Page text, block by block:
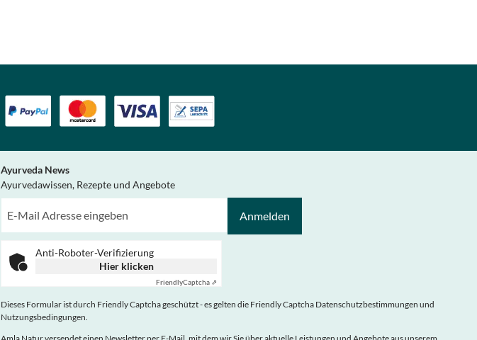
Ayurveda News
Ayurvedawissen, Rezepte und Angebote
Anmelden
Anti-Roboter-Verifizierung
Hier klicken
FriendlyCaptcha ⇗
Dieses Formular ist durch Friendly Captcha geschützt - es gelten die Friendly Captcha Datenschutzbestimmungen und
Nutzungsbedingungen.